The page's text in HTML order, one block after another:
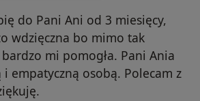
do Pani Ani od 3 miesięcy,
wdzięczna bo mimo tak
mi pomogła. Pani Ania
i empatyczną osobą. Polecam z